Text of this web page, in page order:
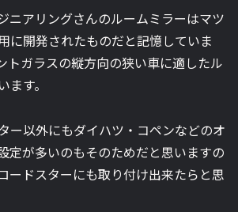
ニアリングさんのルームミラーはマツ
に開発されたものだと記憶していま
トガラスの縦方向の狭い車に適したル
す。
ー以外にもダイハツ・コペンなどのオ
定が多いのもそのためだと思いますの
ードスターにも取り付け出来たらと思